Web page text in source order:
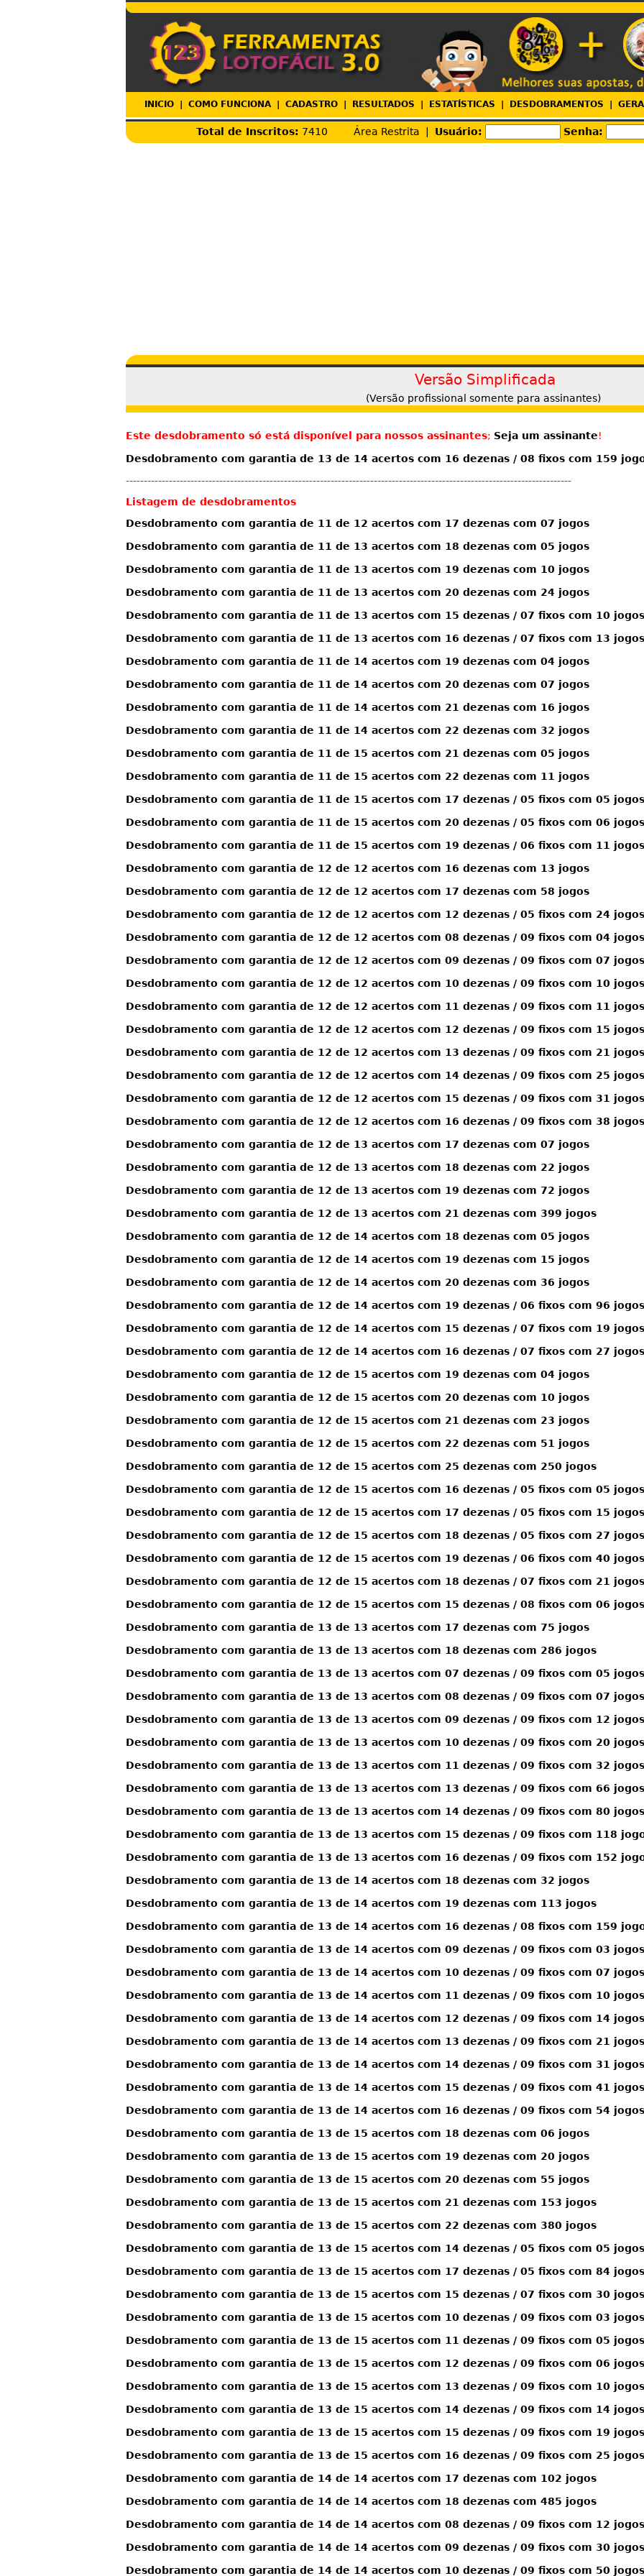
INICIO| COMO FUNCIONA| CADASTRO| RESULTADOS ESTATÍSTICAS DESDOBRAMENTOS
Total de Inscritos: 7410 Área Restrita | Usuário: Senha:
Versão Simplificada
(Versão profissional somente para assinantes)
Este desdobramento só está disponível para nossos assinantes; Seja um assinante!
Desdobramento com garantia de 13 de 14 acertos com 16 dezenas / 08 fixos com 159
----------------------------------------------------------------------------------------------------------------------------
Listagem de desdobramentos
Desdobramento com garantia de 11 de 12 acertos com 17 dezenas com 07 jogos
Desdobramento com garantia de 11 de 13 acertos com 18 dezenas com 05 jogos
Desdobramento com garantia de 11 de 13 acertos com 19 dezenas com 10 jogos
Desdobramento com garantia de 11 de 13 acertos com 20 dezenas com 24 jogos
Desdobramento com garantia de 11 de 13 acertos com 15 dezenas / 07 fixos com 10 jogos
Desdobramento com garantia de 11 de 13 acertos com 16 dezenas / 07 fixos com 13 jogos
Desdobramento com garantia de 11 de 14 acertos com 19 dezenas com 04 jogos
Desdobramento com garantia de 11 de 14 acertos com 20 dezenas com 07 jogos
Desdobramento com garantia de 11 de 14 acertos com 21 dezenas com 16 jogos
Desdobramento com garantia de 11 de 14 acertos com 22 dezenas com 32 jogos
Desdobramento com garantia de 11 de 15 acertos com 21 dezenas com 05 jogos
Desdobramento com garantia de 11 de 15 acertos com 22 dezenas com 11 jogos
Desdobramento com garantia de 11 de 15 acertos com 17 dezenas / 05 fixos com 05 jogos
Desdobramento com garantia de 11 de 15 acertos com 20 dezenas / 05 fixos com 06 jogos
Desdobramento com garantia de 11 de 15 acertos com 19 dezenas / 06 fixos com 11 jogos
Desdobramento com garantia de 12 de 12 acertos com 16 dezenas com 13 jogos
Desdobramento com garantia de 12 de 12 acertos com 17 dezenas com 58 jogos
Desdobramento com garantia de 12 de 12 acertos com 12 dezenas / 05 fixos com 24 jogos
Desdobramento com garantia de 12 de 12 acertos com 08 dezenas / 09 fixos com 04 jogos
Desdobramento com garantia de 12 de 12 acertos com 09 dezenas / 09 fixos com 07 jogos
Desdobramento com garantia de 12 de 12 acertos com 10 dezenas / 09 fixos com 10 jogos
Desdobramento com garantia de 12 de 12 acertos com 11 dezenas / 09 fixos com 11 jogos
Desdobramento com garantia de 12 de 12 acertos com 12 dezenas / 09 fixos com 15 jogos
Desdobramento com garantia de 12 de 12 acertos com 13 dezenas / 09 fixos com 21 jogos
Desdobramento com garantia de 12 de 12 acertos com 14 dezenas / 09 fixos com 25 jogos
Desdobramento com garantia de 12 de 12 acertos com 15 dezenas / 09 fixos com 31 jogos
Desdobramento com garantia de 12 de 12 acertos com 16 dezenas / 09 fixos com 38 jogos
Desdobramento com garantia de 12 de 13 acertos com 17 dezenas com 07 jogos
Desdobramento com garantia de 12 de 13 acertos com 18 dezenas com 22 jogos
Desdobramento com garantia de 12 de 13 acertos com 19 dezenas com 72 jogos
Desdobramento com garantia de 12 de 13 acertos com 21 dezenas com 399 jogos
Desdobramento com garantia de 12 de 14 acertos com 18 dezenas com 05 jogos
Desdobramento com garantia de 12 de 14 acertos com 19 dezenas com 15 jogos
Desdobramento com garantia de 12 de 14 acertos com 20 dezenas com 36 jogos
Desdobramento com garantia de 12 de 14 acertos com 19 dezenas / 06 fixos com 96 jogos
Desdobramento com garantia de 12 de 14 acertos com 15 dezenas / 07 fixos com 19 jogos
Desdobramento com garantia de 12 de 14 acertos com 16 dezenas / 07 fixos com 27 jogos
Desdobramento com garantia de 12 de 15 acertos com 19 dezenas com 04 jogos
Desdobramento com garantia de 12 de 15 acertos com 20 dezenas com 10 jogos
Desdobramento com garantia de 12 de 15 acertos com 21 dezenas com 23 jogos
Desdobramento com garantia de 12 de 15 acertos com 22 dezenas com 51 jogos
Desdobramento com garantia de 12 de 15 acertos com 25 dezenas com 250 jogos
Desdobramento com garantia de 12 de 15 acertos com 16 dezenas / 05 fixos com 05 jogos
Desdobramento com garantia de 12 de 15 acertos com 17 dezenas / 05 fixos com 15 jogos
Desdobramento com garantia de 12 de 15 acertos com 18 dezenas / 05 fixos com 27 jogos
Desdobramento com garantia de 12 de 15 acertos com 19 dezenas / 06 fixos com 40 jogos
Desdobramento com garantia de 12 de 15 acertos com 18 dezenas / 07 fixos com 21 jogos
Desdobramento com garantia de 12 de 15 acertos com 15 dezenas / 08 fixos com 06 jogos
Desdobramento com garantia de 13 de 13 acertos com 17 dezenas com 75 jogos
Desdobramento com garantia de 13 de 13 acertos com 18 dezenas com 286 jogos
Desdobramento com garantia de 13 de 13 acertos com 07 dezenas / 09 fixos com 05 jogos
Desdobramento com garantia de 13 de 13 acertos com 08 dezenas / 09 fixos com 07 jogos
Desdobramento com garantia de 13 de 13 acertos com 09 dezenas / 09 fixos com 12 jogos
Desdobramento com garantia de 13 de 13 acertos com 10 dezenas / 09 fixos com 20 jogos
Desdobramento com garantia de 13 de 13 acertos com 11 dezenas / 09 fixos com 32 jogos
Desdobramento com garantia de 13 de 13 acertos com 13 dezenas / 09 fixos com 66 jogos
Desdobramento com garantia de 13 de 13 acertos com 14 dezenas / 09 fixos com 80 jogos
Desdobramento com garantia de 13 de 13 acertos com 15 dezenas / 09 fixos com 118
Desdobramento com garantia de 13 de 13 acertos com 16 dezenas / 09 fixos com 152
Desdobramento com garantia de 13 de 14 acertos com 18 dezenas com 32 jogos
Desdobramento com garantia de 13 de 14 acertos com 19 dezenas com 113 jogos
Desdobramento com garantia de 13 de 14 acertos com 16 dezenas / 08 fixos com 159
Desdobramento com garantia de 13 de 14 acertos com 09 dezenas / 09 fixos com 03 jogos
Desdobramento com garantia de 13 de 14 acertos com 10 dezenas / 09 fixos com 07 jogos
Desdobramento com garantia de 13 de 14 acertos com 11 dezenas / 09 fixos com 10 jogos
Desdobramento com garantia de 13 de 14 acertos com 12 dezenas / 09 fixos com 14 jogos
Desdobramento com garantia de 13 de 14 acertos com 13 dezenas / 09 fixos com 21 jogos
Desdobramento com garantia de 13 de 14 acertos com 14 dezenas / 09 fixos com 31 jogos
Desdobramento com garantia de 13 de 14 acertos com 15 dezenas / 09 fixos com 41 jogos
Desdobramento com garantia de 13 de 14 acertos com 16 dezenas / 09 fixos com 54 jogos
Desdobramento com garantia de 13 de 15 acertos com 18 dezenas com 06 jogos
Desdobramento com garantia de 13 de 15 acertos com 19 dezenas com 20 jogos
Desdobramento com garantia de 13 de 15 acertos com 20 dezenas com 55 jogos
Desdobramento com garantia de 13 de 15 acertos com 21 dezenas com 153 jogos
Desdobramento com garantia de 13 de 15 acertos com 22 dezenas com 380 jogos
Desdobramento com garantia de 13 de 15 acertos com 14 dezenas / 05 fixos com 05 jogos
Desdobramento com garantia de 13 de 15 acertos com 17 dezenas / 05 fixos com 84 jogos
Desdobramento com garantia de 13 de 15 acertos com 15 dezenas / 07 fixos com 30 jogos
Desdobramento com garantia de 13 de 15 acertos com 10 dezenas / 09 fixos com 03 jogos
Desdobramento com garantia de 13 de 15 acertos com 11 dezenas / 09 fixos com 05 jogos
Desdobramento com garantia de 13 de 15 acertos com 12 dezenas / 09 fixos com 06 jogos
Desdobramento com garantia de 13 de 15 acertos com 13 dezenas / 09 fixos com 10 jogos
Desdobramento com garantia de 13 de 15 acertos com 14 dezenas / 09 fixos com 14 jogos
Desdobramento com garantia de 13 de 15 acertos com 15 dezenas / 09 fixos com 19 jogos
Desdobramento com garantia de 13 de 15 acertos com 16 dezenas / 09 fixos com 25 jogos
Desdobramento com garantia de 14 de 14 acertos com 17 dezenas com 102 jogos
Desdobramento com garantia de 14 de 14 acertos com 18 dezenas com 485 jogos
Desdobramento com garantia de 14 de 14 acertos com 08 dezenas / 09 fixos com 12 jogos
Desdobramento com garantia de 14 de 14 acertos com 09 dezenas / 09 fixos com 30 jogos
Desdobramento com garantia de 14 de 14 acertos com 10 dezenas / 09 fixos com 50 jogos